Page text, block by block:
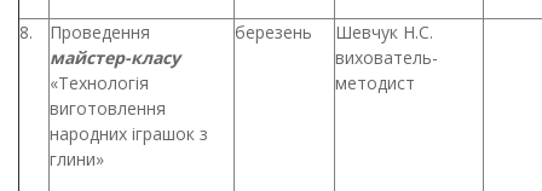
8.
Проведення
майстер-класу
«Технологія
виготовлення
народних іграшок з
глини»
березень
Шевчук Н.С.
вихователь-
методист